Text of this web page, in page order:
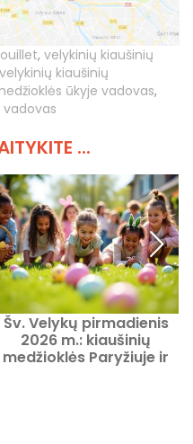
, velykinių kiaušinių
kiaušinių
ūkyje vadovas,
vadovas
...
Šv. Velykų pirmadienis
2026 m.: kiaušinių
medžioklės Paryžiuje ir